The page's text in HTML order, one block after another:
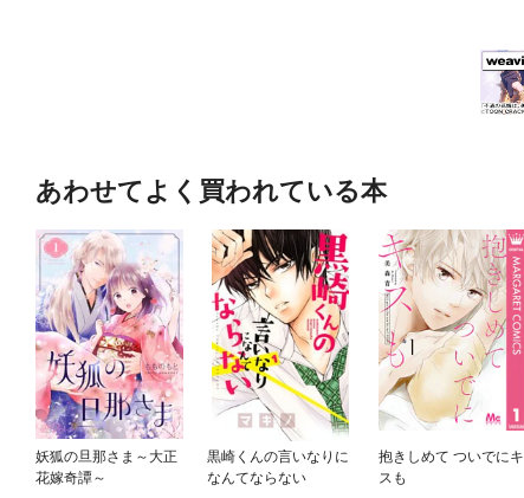
あわせてよく買われている本
妖狐の旦那さま～大正
花嫁奇譚～
黒崎くんの言いなりに
なんてならない
抱きしめて ついでにキ
スも